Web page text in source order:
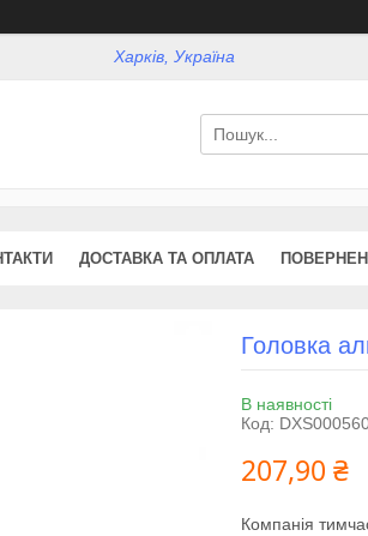
Харків, Україна
ДОСТАВКА ТА ОПЛАТА
Головка
В наявності
Код:
207,90 ₴
Компанія